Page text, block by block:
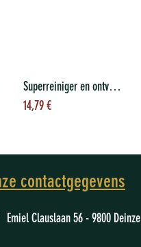
Toevoegen aan
winkelwagen
Superreiniger en ontvetter 750 ml
14,79€
contactgegevens
Emiel Clauslaan 56 - 9800 Deinze